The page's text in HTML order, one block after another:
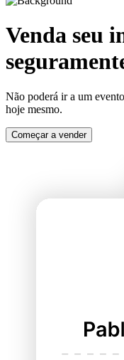
Venda seu
Não poderá ir a um
hoje mesmo.
Começar a vender